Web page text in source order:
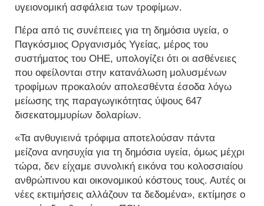
υγειονομική ασφάλεια των τροφίμων.
Πέρα από τις συνέπειες για τη δημόσια υγεία, ο
Παγκόσμιος Οργανισμός Υγείας, μέρος του
συστήματος του ΟΗΕ, υπολογίζει ότι οι ασθένειες
που οφείλονται στην κατανάλωση μολυσμένων
τροφίμων προκαλούν απολεσθέντα έσοδα λόγω
μείωσης της παραγωγικότητας ύψους 647
δισεκατομμυρίων δολαρίων.
«Τα ανθυγιεινά τρόφιμα αποτελούσαν πάντα
μείζονα ανησυχία για τη δημόσια υγεία, όμως μέχρι
τώρα, δεν είχαμε συνολική εικόνα του κολοσσιαίου
ανθρώπινου και οικονομικού κόστους τους. Αυτές οι
νέες εκτιμήσεις αλλάζουν τα δεδομένα», εκτίμησε ο